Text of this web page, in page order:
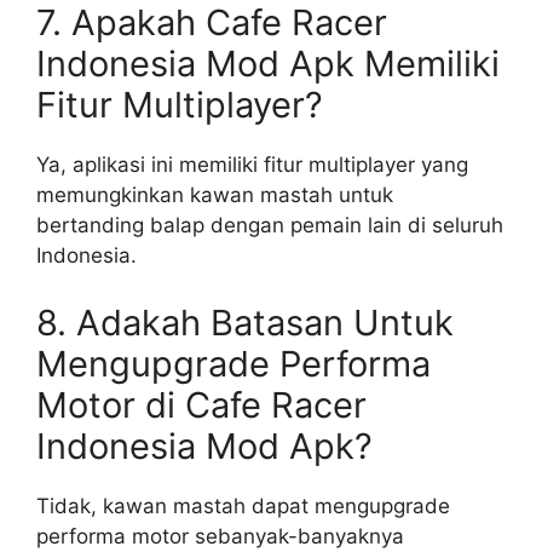
7. Apakah Cafe Racer
Indonesia Mod Apk Memiliki
Fitur Multiplayer?
Ya, aplikasi ini memiliki fitur multiplayer yang
memungkinkan kawan mastah untuk
bertanding balap dengan pemain lain di seluruh
Indonesia.
8. Adakah Batasan Untuk
Mengupgrade Performa
Motor di Cafe Racer
Indonesia Mod Apk?
Tidak, kawan mastah dapat mengupgrade
performa motor sebanyak-banyaknya